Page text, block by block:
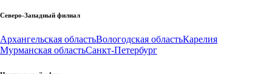
Северо-Западный филиал
Архангельская областьВологодская областьКарелия
Мурманская областьСанкт-Петербург